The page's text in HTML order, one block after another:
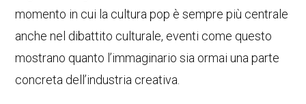
momento in cui la cultura pop è sempre più centrale
anche nel dibattito culturale, eventi come questo
mostrano quanto l’immaginario sia ormai una parte
concreta dell’industria creativa.